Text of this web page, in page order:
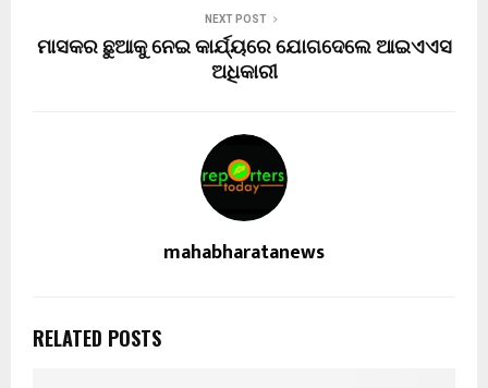
NEXT POST
ମାସକର ଛୁଆକୁ ନେଇ କାର୍ଯ୍ୟରେ ଯୋଗଦେଲେ ଆଇଏଏସ
ଅଧିକାରୀ
mahabharatanews
RELATED POSTS